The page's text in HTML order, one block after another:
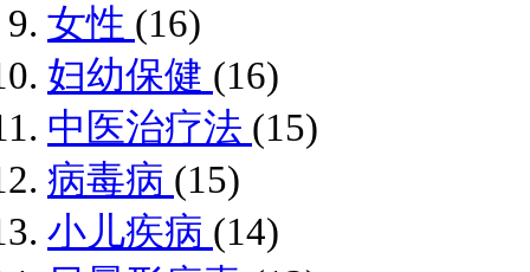
女性 (16)
妇幼保健 (16)
中医治疗法 (15)
病毒病 (15)
小儿疾病 (14)